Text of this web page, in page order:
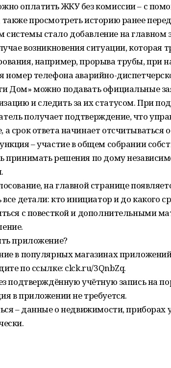
оплатить ЖКУ без комиссии – с
просмотреть историю ранее
стало добавление на главном
возникновения ситуации, которая
например, прорыва трубы, при
номер телефона аварийно-
Дом» можно подавать официальные
и следить за их статусом. При
получает подтверждение, что
срок ответа начинает отсчитываться
– участие в общем собрании
принимать решения по дому
на главной странице
детали: кто инициатор и до какого
с повесткой и дополнительными
приложение?
в популярных магазинах
по ссылке: clck.ru/3QnbZq.
подтверждённую учётную запись на
в приложении не требуется.
– данные о недвижимости, приборах